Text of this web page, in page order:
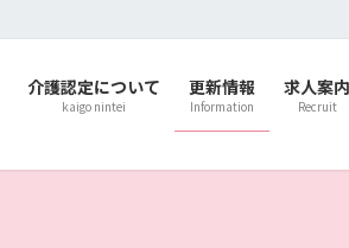
介護認定について
kaigo nintei
更新情報
Information
求人案内
Recruit